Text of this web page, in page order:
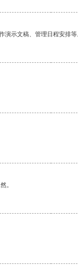
示文稿、管理日程安排等
。